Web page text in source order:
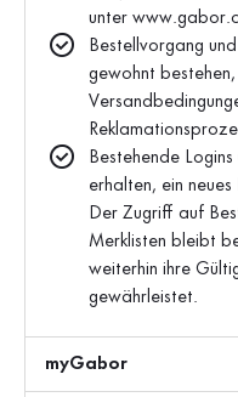
unter
Bestellvorgang
gewohnt
Bestehende
erhalten, ein
Der Zugriff auf
Merklisten bleibt
weiterhin ihre
gewährleistet.
myGabor